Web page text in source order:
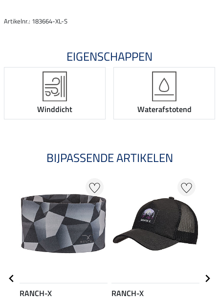
Artikelnr.: 183664-XL-S
EIGENSCHAPPEN
Winddicht Waterafstotend
BIJPASSENDE ARTIKELEN
RANCH-X
RANCH-X